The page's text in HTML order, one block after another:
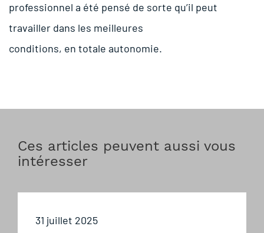
professionnel a été pensé de sorte qu’il peut
travailler dans les meilleures
conditions, en totale autonomie.
Ces articles peuvent aussi vous
intéresser
31 juillet 2025